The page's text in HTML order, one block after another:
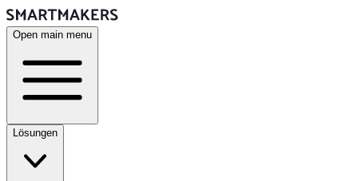
Open main menu
Lösungen